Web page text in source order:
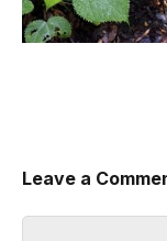
Leave a